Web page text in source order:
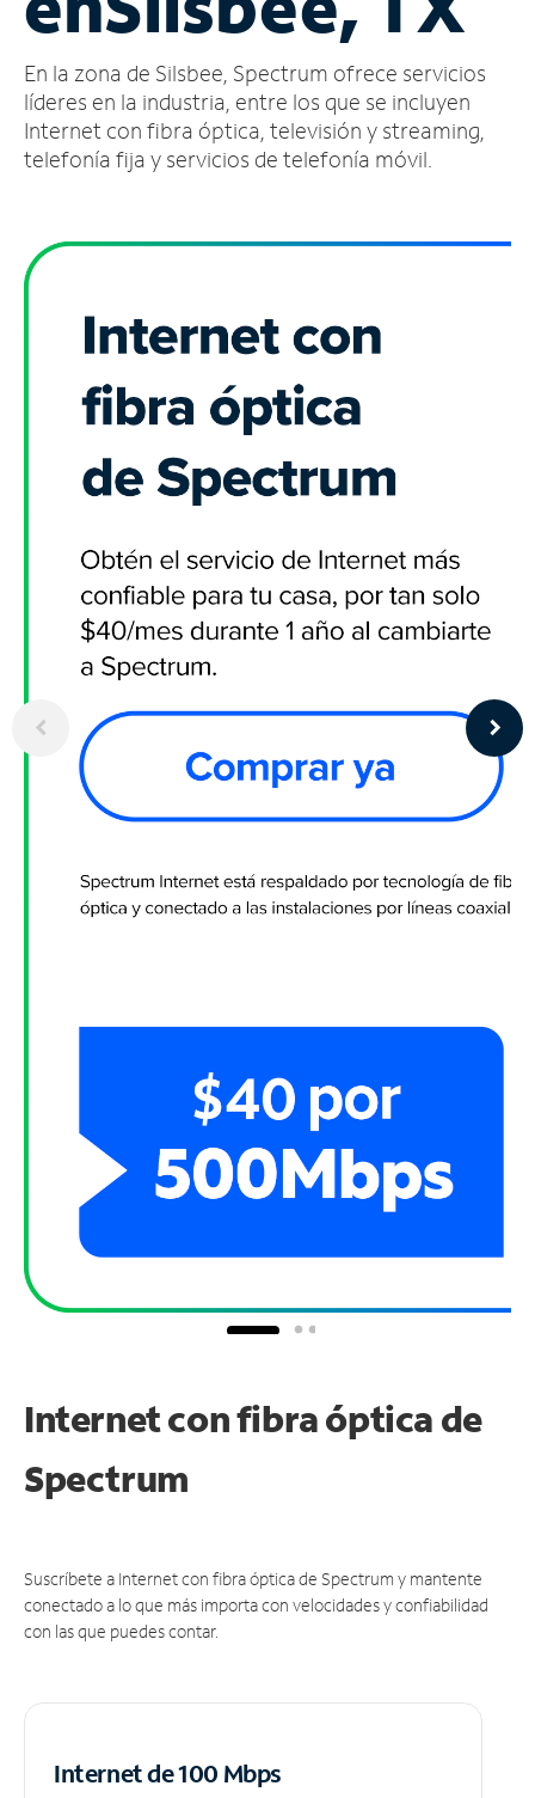
cuenta
Encuentra
una
tienda
En la zona de Silsbee, Spectrum ofrece servicios
líderes en la industria, entre los que se incluyen
Internet con fibra óptica, televisión y streaming,
telefonía fija y servicios de telefonía móvil.
Internet con fibra óptica de
Spectrum
Suscríbete a Internet con fibra óptica de Spectrum y mantente
conectado a lo que más importa con velocidades y confiabilidad
con las que puedes contar.
Internet de 100 Mbps